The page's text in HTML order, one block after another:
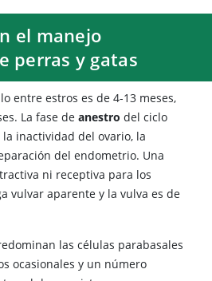
el manejo
perras y gatas
entre estros es de 4-13 meses,
La fase de anestro del ciclo
inactividad del ovario, la
del endometrio. Una
ni receptiva para los
vulvar aparente y la vulva es de
las células parabasales
ocasionales y un número